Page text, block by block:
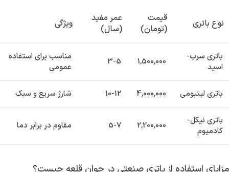
قیمت و انواع باتری‌های صنعتی در جوان قلعه
چگونه است؟
قیمت باتری‌های صنعتی
قیمت باتری صنعتی بسته به نوع و کیفیت آن متغیر است. باتری‌های
لیتیومی معمولاً از جمله گران‌ترین گزینه‌ها به شمار می‌روند در حالی که
باتری‌های سرب-اسید معمولاً قیمت کمتری دارند. با توجه به نیازهای خاص
خود، می‌توانید بین انواع مختلف باتری‌ها انتخاب کنید. در جدول زیر قیمت
و ویژگی‌های چند نوع باتری صنعتی آورده شده است:
نوع باتری ویژگی